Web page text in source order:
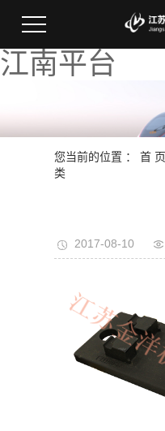
江南平台
您当前的位置 ：首 页
类
2017-08-10